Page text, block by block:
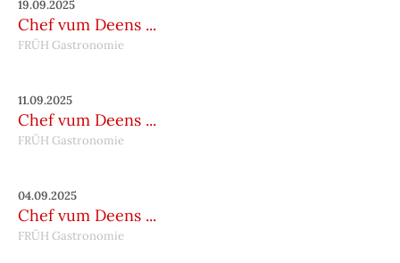
19.09.2025
Chef vum Deens ...
FRÜH Gastronomie
11.09.2025
Chef vum Deens ...
FRÜH Gastronomie
04.09.2025
Chef vum Deens ...
FRÜH Gastronomie